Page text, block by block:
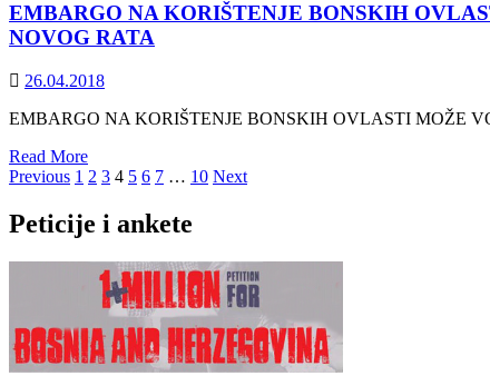
danas
globalni
problem
EMBARGO NA KORIŠTENJE BONSKIH
NOVOG RATA
26.04.2018
EMBARGO NA KORIŠTENJE BONSKIH OVLASTI MOŽE
Read MoreRead
more
EMBARGO
NA
BONSKIH
OVLASTI
MOŽE
VODITI
KA
Posts
pagination
Previous 1 2 3 4 5 6 7 … 10 Next
Peticije i ankete